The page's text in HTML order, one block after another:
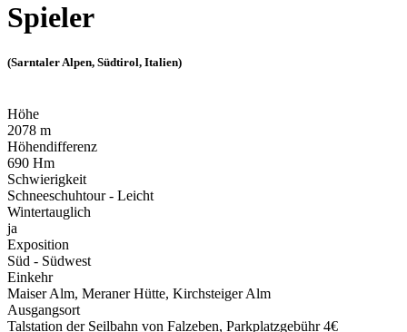
Spieler
(Sarntaler Alpen, Südtirol, Italien)
Höhe
2078 m
Höhendifferenz
690 Hm
Schwierigkeit
Schneeschuhtour - Leicht
Wintertauglich
ja
Exposition
Süd - Südwest
Einkehr
Maiser Alm, Meraner Hütte, Kirchsteiger Alm
Ausgangsort
Talstation der Seilbahn von Falzeben, Parkplatzgebühr 4€